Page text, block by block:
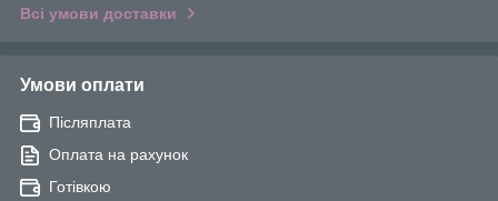
Всі умови доставки
Умови оплати
Післяплата
Оплата на рахунок
Готівкою